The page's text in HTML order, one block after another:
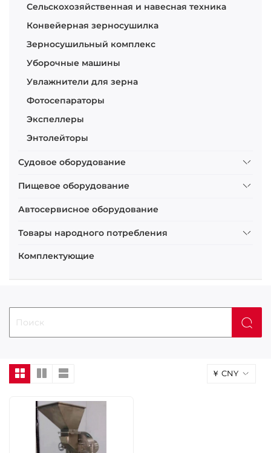
Сельскохозяйственная и навесная техника
Конвейерная зерносушилка
Зерносушильный комплекс
Уборочные машины
Увлажнители для зерна
Фотосепараторы
Экспеллеры
Энтолейторы
Судовое оборудование
Пищевое оборудование
Автосервисное оборудование
Товары народного потребления
Комплектующие